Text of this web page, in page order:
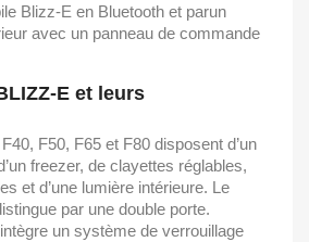
Blizz-E en Bluetooth et parun
avec un panneau de commande
E et leurs
F50, F65 et F80 disposent d’un
freezer, de clayettes réglables,
et d’une lumière intérieure. Le
par une double porte.
un système de verrouillage